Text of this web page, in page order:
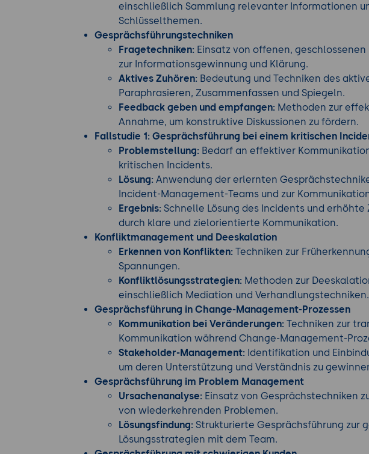
einschließlich Sammlung relevanter Informationen
Schlüsselthemen.
Gesprächsführungstechniken
Fragetechniken: Einsatz von offenen,
zur Informationsgewinnung und Klärung.
Aktives Zuhören: Bedeutung und Techniken des
Paraphrasieren, Zusammenfassen und Spiegeln.
Feedback geben und empfangen: Methoden zur
Annahme, um konstruktive Diskussionen zu fördern.
Fallstudie 1: Gesprächsführung bei einem kritischen
Problemstellung: Bedarf an effektiver
kritischen Incidents.
Lösung: Anwendung der erlernten
Incident-Management-Teams und zur
Ergebnis: Schnelle Lösung des Incidents und
durch klare und zielorientierte Kommunikation.
Konfliktmanagement und Deeskalation
Erkennen von Konflikten: Techniken zur
Spannungen.
Konfliktlösungsstrategien: Methoden zur
einschließlich Mediation und Verhandlungstechniken.
Gesprächsführung in Change-Management-Prozessen
Kommunikation bei Veränderungen: Techniken zur
Kommunikation während Change-Management-
Stakeholder-Management: Identifikation und
um deren Unterstützung und Verständnis zu
Gesprächsführung im Problem Management
Ursachenanalyse: Einsatz von Gesprächstechniken
von wiederkehrenden Problemen.
Lösungsfindung: Strukturierte Gesprächsführung zur
Lösungsstrategien mit dem Team.